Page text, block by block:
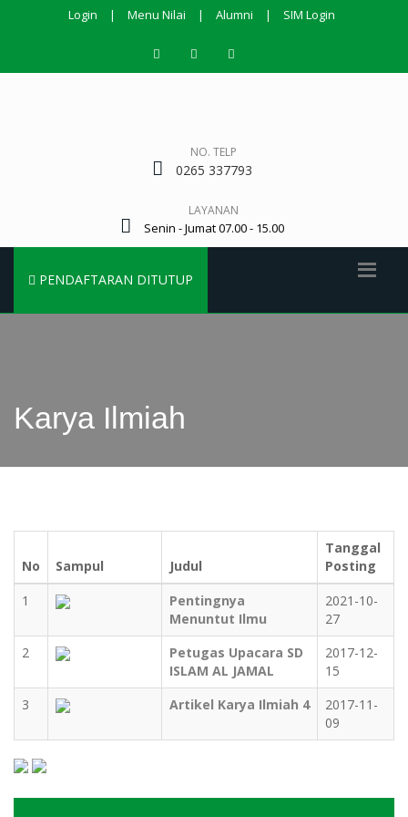
Login | Menu Nilai | Alumni | SIM Login
NO. TELP
0265 337793
LAYANAN
Senin - Jumat 07.00 - 15.00
PENDAFTARAN DITUTUP
Karya Ilmiah
No Sampul Judul
Tanggal
Posting
1
Pentingnya
Menuntut Ilmu
2021-10-
27
2
Petugas Upacara SD
ISLAM AL JAMAL
2017-12-
15
3
Artikel Karya Ilmiah 4
2017-11-
09